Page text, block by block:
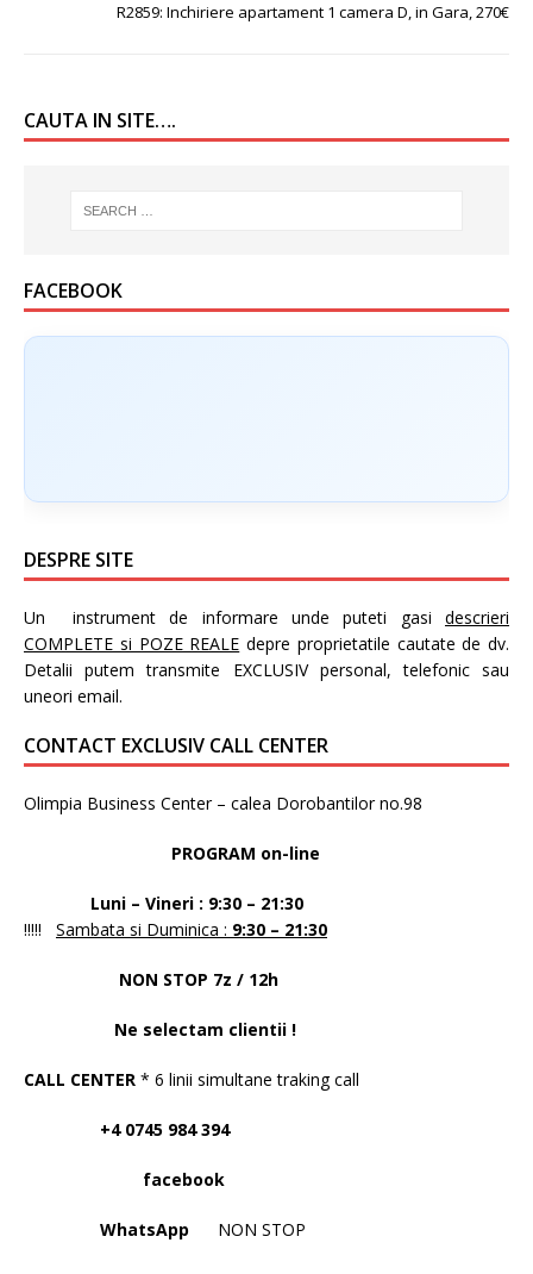
R2859: Inchiriere apartament 1 camera D, in Gara, 270€
CAUTA IN SITE….
FACEBOOK
DESPRE SITE
Un instrument de informare unde puteti gasi descrieri
COMPLETE si POZE REALE depre proprietatile cautate de dv.
Detalii putem transmite EXCLUSIV personal, telefonic sau
uneori email.
CONTACT EXCLUSIV CALL CENTER
Olimpia Business Center – calea Dorobantilor no.98
PROGRAM on-line
Luni – Vineri : 9:30 – 21:30
!!!!! Sambata si Duminica : 9:30 – 21:30
NON STOP 7z / 12h
Ne selectam clientii !
CALL CENTER * 6 linii simultane traking call
+4 0745 984 394
facebook
WhatsApp NON STOP